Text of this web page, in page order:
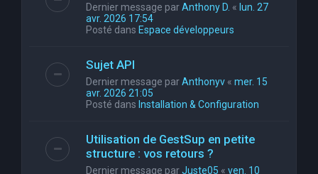
Dernier message parAnthony D. « lun. 27
avr. 2026 17:54
Posté dans Espace développeurs
Sujet API
Dernier message parAnthonyv « mer. 15
avr. 2026 21:05
Posté dans Installation & Configuration
Utilisation de GestSup en petite
structure : vos retours ?
Dernier message parJuste05 « ven. 10